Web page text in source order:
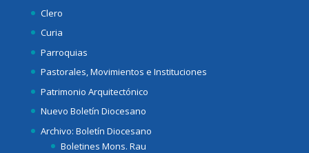
Clero
Curia
Parroquias
Pastorales, Movimientos e Instituciones
Patrimonio Arquitectónico
Nuevo Boletín Diocesano
Archivo: Boletín Diocesano
Boletines Mons. Rau